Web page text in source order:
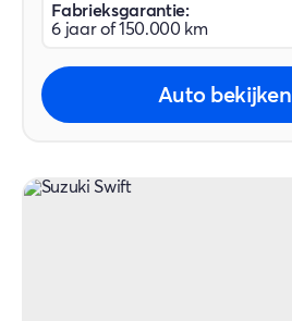
Fabrieksgarantie:
6 jaar of 150.000 km
Auto bekijken